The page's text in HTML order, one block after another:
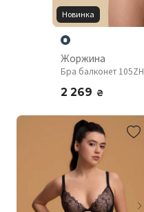
Новинка
Жоржина
Бра балконет 105ZH
2 269 ₴